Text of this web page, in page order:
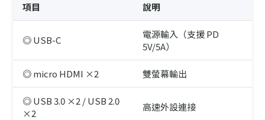
項目 說明
◎ USB-C
電源輸入（支援 PD
5V/5A）
◎ micro HDMI ×2 雙螢幕輸出
◎ USB 3.0 ×2 / USB 2.0
×2
高速外設連接